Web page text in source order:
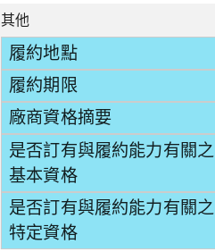
其他
履約地點
履約期限
廠商資格摘要
是否訂有與履約能力有關之
基本資格
是否訂有與履約能力有關之
特定資格